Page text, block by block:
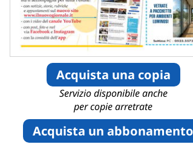
Acquista una copia
Servizio disponibile anche
per copie arretrate
Acquista un abbonamento